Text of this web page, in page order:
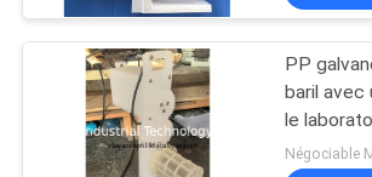
PROPOS
NOUS
Baril de
galvanoplastie
PP
baril avec
le
Négociable